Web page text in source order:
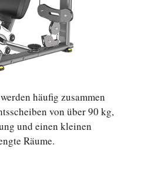
werden häufig zusammen
von über 90 kg,
und einen kleinen
Räume.